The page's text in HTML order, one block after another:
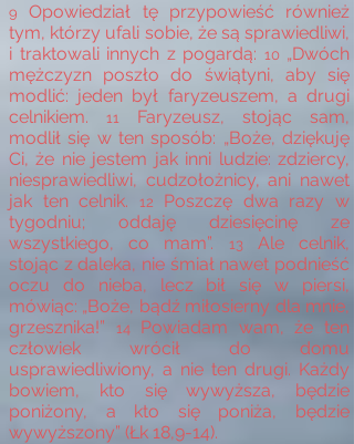
9
Opowiedział tę przypowieść również
tym, którzy ufali sobie, że są sprawiedliwi,
i traktowali innych z pogardą: 10 „Dwóch
mężczyzn poszło do świątyni, aby się
modlić: jeden był faryzeuszem, a drugi
celnikiem. 11
Faryzeusz, stojąc sam,
modlił się w ten sposób: „Boże, dziękuję
Ci, że nie jestem jak inni ludzie: zdziercy,
niesprawiedliwi, cudzołożnicy, ani nawet
jak ten celnik.
12
Poszczę dwa razy w
tygodniu; oddaję dziesięcinę ze
wszystkiego, co mam”.
13Ale celnik,
stojąc z daleka, nie śmiał nawet podnieść
oczu do nieba, lecz bił się w piersi,
mówiąc: „Boże, bądź miłosierny dla mnie,
grzesznika!”
14Powiadam wam, że ten
człowiek wrócił do domu
usprawiedliwiony, a nie ten drugi. Każdy
bowiem, kto się wywyższa, będzie
poniżony, a kto się poniża, będzie
wywyższony” (Łk 18,9-14).